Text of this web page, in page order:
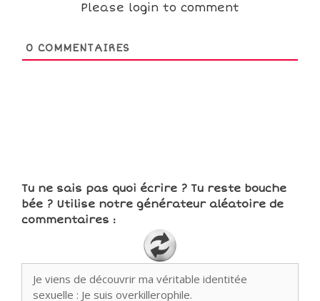
Please login to comment
0 COMMENTAIRES
Tu ne sais pas quoi écrire ? Tu reste bouche
bée ? Utilise notre générateur aléatoire de
commentaires :